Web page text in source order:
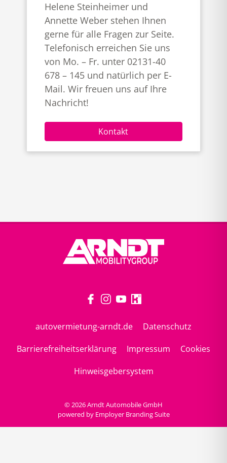
Helene Steinheimer und
Annette Weber stehen Ihnen
gerne für alle Fragen zur Seite.
Telefonisch erreichen Sie uns
von Mo. – Fr. unter 02131-40
678 – 145 und natürlich per E-
Mail. Wir freuen uns auf Ihre
Nachricht!
Kontakt
autovermietung-arndt.de
Datenschutz
Barrierefreiheitserklärung
Impressum
Cookies
Hinweisgebersystem
© 2026 Arndt Automobile GmbH
powered by Employer Branding Suite